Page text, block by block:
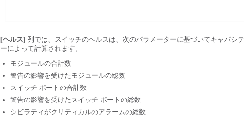
[ヘルス] 列では、スイッチのヘルスは、次のパラメーターに基づいてキャパシ
ーによって計算されます。
モジュールの合計数
警告の影響を受けたモジュールの総数
スイッチ ポートの合計数
警告の影響を受けたスイッチ ポートの総数
シビラティがクリティカルのアラームの総数